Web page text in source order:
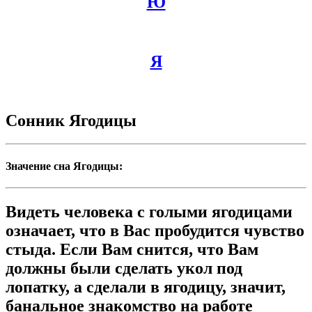
Я
Сонник Ягодицы
Значение сна Ягодицы:
Видеть человека с голыми ягодицами
означает, что в Вас пробудится чувство
стыда. Если Вам снится, что Вам
должны были сделать укол под
лопатку, а сделали в ягодицу, значит,
банальное знакомство на работе